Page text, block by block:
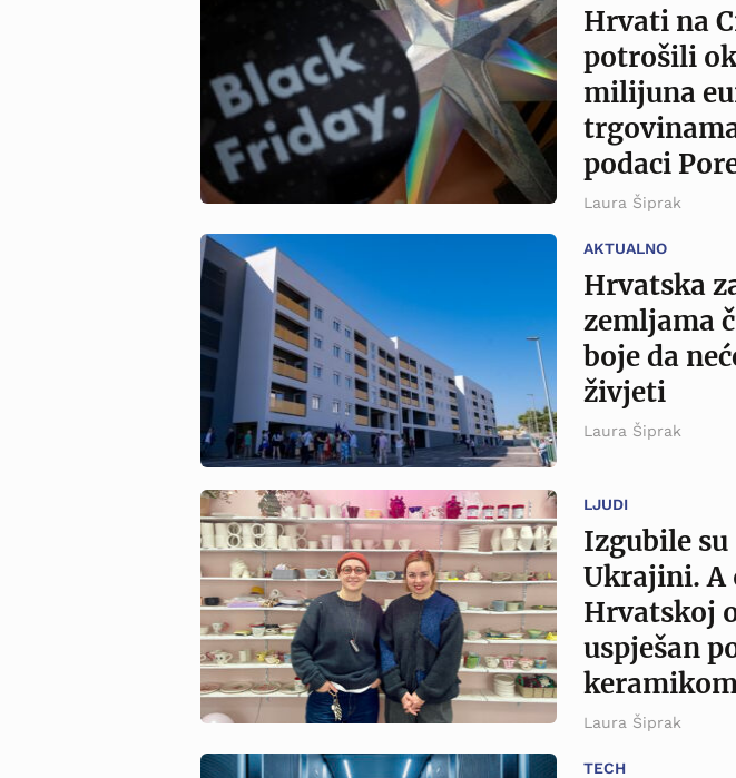
Hrvati na
potrošili
milijuna
podaci
Laura Šiprak
AKTUALNO
Hrvatska
zemljama
boje da
živjeti
Laura Šiprak
LJUDI
Izgubile su
Ukrajini. A
Hrvatskoj
uspješan
Laura Šiprak
TECH